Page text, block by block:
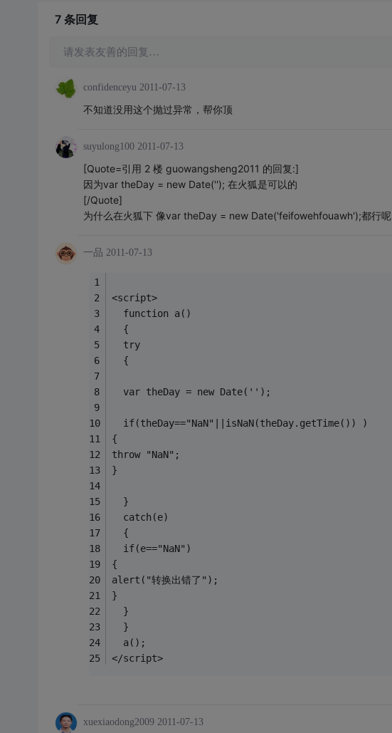
7 条回复
请发表友善的回复…
confidenceyu 2011-07-13
不知道没用这个抛过异常，帮你顶
suyulong100 2011-07-13
[Quote=引用 2 楼 guowangsheng2011 的回复:]
因为var theDay = new Date(''); 在火狐是可以的
[/Quote]
为什么在火狐下 像var theDay = new Date('feifowehfouawh');都行呢
一品 2011-07-13
<script>
  function a()
  {
  try
  {
  var theDay = new Date('');
  if(theDay=="NaN"||isNaN(theDay.getTime()) )
{
throw "NaN";
}
  }
  catch(e)
  {
  if(e=="NaN")
{
alert("转换出错了");
}
  }
  }
  a();
</script>
xuexiaodong2009 2011-07-13